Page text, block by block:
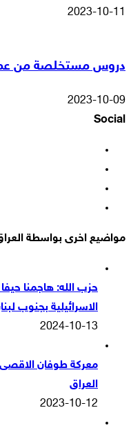
2023-10-11
دروس مستخلصة من
2023-10-09
Social
مواضيع اخرى بواسطة
حزب الله: هاجمنا
الاسرائيلية بجنوب
2024-10-13
معركة طوفان
العراق
2023-10-12